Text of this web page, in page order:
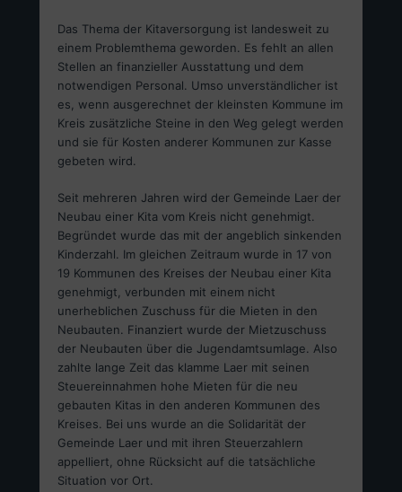
Das Thema der Kitaversorgung ist landesweit zu
einem Problemthema geworden. Es fehlt an allen
Stellen an finanzieller Ausstattung und dem
notwendigen Personal. Umso unverständlicher ist
es, wenn ausgerechnet der kleinsten Kommune im
Kreis zusätzliche Steine in den Weg gelegt werden
und sie für Kosten anderer Kommunen zur Kasse
gebeten wird.
Seit mehreren Jahren wird der Gemeinde Laer der
Neubau einer Kita vom Kreis nicht genehmigt.
Begründet wurde das mit der angeblich sinkenden
Kinderzahl. Im gleichen Zeitraum wurde in 17 von
19 Kommunen des Kreises der Neubau einer Kita
genehmigt, verbunden mit einem nicht
unerheblichen Zuschuss für die Mieten in den
Neubauten. Finanziert wurde der Mietzuschuss
der Neubauten über die Jugendamtsumlage. Also
zahlte lange Zeit das klamme Laer mit seinen
Steuereinnahmen hohe Mieten für die neu
gebauten Kitas in den anderen Kommunen des
Kreises. Bei uns wurde an die Solidarität der
Gemeinde Laer und mit ihren Steuerzahlern
appelliert, ohne Rücksicht auf die tatsächliche
Situation vor Ort.